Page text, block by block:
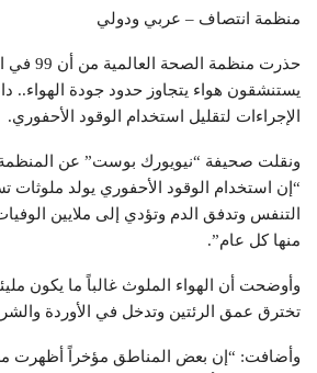
منظمة انتصاف – عربي ودولي
حذرت
يستنشقون هواء يتجاوز حدود جودة الهواء..
الإجراءات لتقليل استخدام الوقود الأحفوري.
ونقلت صحيفة “نيويورك بوست” عن المنظمة
“إن استخدام الوقود الأحفوري يولد
التنفس وتدفق الدم وتؤدي إلى ملايين
منها كل عام”.
وأوضحت أن الهواء الملوث غالباً ما يكون
تخترق عمق الرئتين وتدخل في الأوردة
وأضافت: “إن بعض المناطق مؤخراً أظهرت